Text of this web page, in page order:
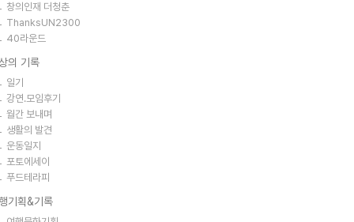
창의인재 더청춘
ThanksUN2300
40라운드
의 기록
일기
강연.모임후기
월간 보내며
생활의 발견
운동일지
포토에세이
푸드테라피
기획&기록